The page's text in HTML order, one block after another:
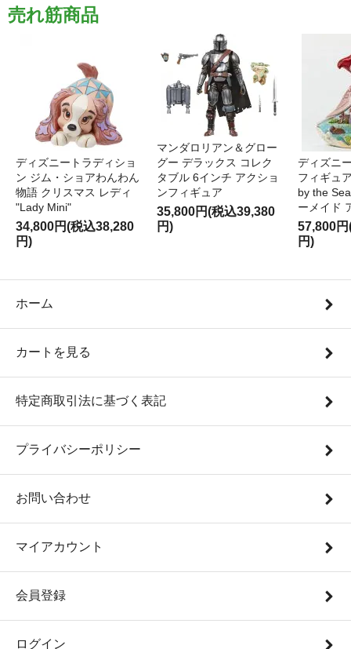
売れ筋商品
ディズニートラディショ
ン ジム・ショアわんわん
物語 クリスマス レディ
"Lady Mini"
34,800円(税込38,280
円)
マンダロリアン＆グロー
グー デラックス コレク
タブル 6インチ アクショ
ンフィギュア
35,800円(税込39,380
円)
ディズニ
フィギュ
by the
ーメイド
57,800
円)
ホーム
カートを見る
特定商取引法に基づく表記
プライバシーポリシー
お問い合わせ
マイアカウント
会員登録
ログイン